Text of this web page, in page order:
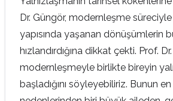
Dr. Güngör, modernleşme
yapısında yaşanan dönüşümlerin
hızlandırdığına dikkat çekti. Prof.
modernleşmeyle birlikte bireyin
başladığını söyleyebiliriz. Bunun